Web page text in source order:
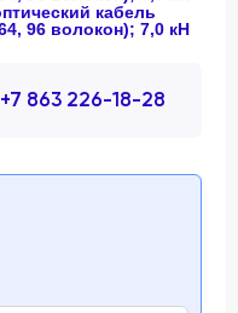
+7 863 226-18-28